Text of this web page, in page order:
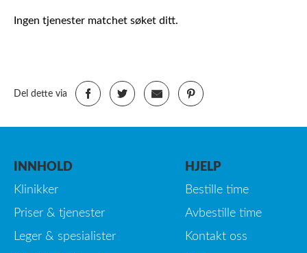
Ingen tjenester matchet søket ditt.
Del dette via
INNHOLD
Klinikker
Priser & tjenester
Leger & spesialister
HJELP
Bestille time
Avbestille time
Kontakt oss